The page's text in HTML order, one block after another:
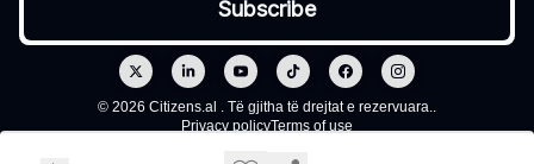
© 2026 Citizens.al . Të gjitha të drejtat e rezervuara..
Privacy policyTerms of use
Powered by beehiiv